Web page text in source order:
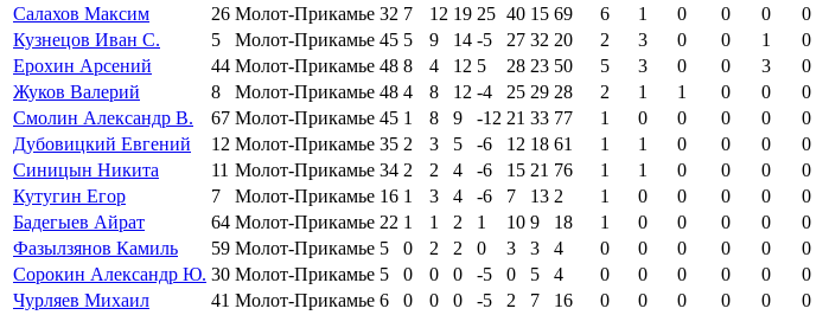
Салахов Максим
26 Молот-Прикамье 32 7 12 19 25 40 15 69 6 1 0 0 0 0
Кузнецов Иван С.
5 Молот-Прикамье 45 5 9 14 -5 27 32 20 2 3 0 0 1 0
Ерохин Арсений
44 Молот-Прикамье 48 8 4 12 5 28 23 50 5 3 0 0 3 0
Жуков Валерий
8 Молот-Прикамье 48 4 8 12 -4 25 29 28 2 1 1 0 0 0
Смолин Александр В.
67 Молот-Прикамье 45 1 8 9 -12 21 33 77 1 0 0 0 0 0
Дубовицкий Евгений
12 Молот-Прикамье 35 2 3 5 -6 12 18 61 1 1 0 0 0 0
Синицын Никита
11 Молот-Прикамье 34 2 2 4 -6 15 21 76 1 1 0 0 0 0
Кутугин Егор
7 Молот-Прикамье 16 1 3 4 -6 7 13 2 1 0 0 0 0 0
Бадегыев Айрат
64 Молот-Прикамье 22 1 1 2 1 10 9 18 1 0 0 0 0 0
Фазылзянов Камиль
59 Молот-Прикамье 5 0 2 2 0 3 3 4 0 0 0 0 0 0
Сорокин Александр Ю. 30 Молот-Прикамье 5 0 0 0 -5 0 5 4 0 0 0 0 0 0
Чурляев Михаил
41 Молот-Прикамье 6 0 0 0 -5 2 7 16 0 0 0 0 0 0